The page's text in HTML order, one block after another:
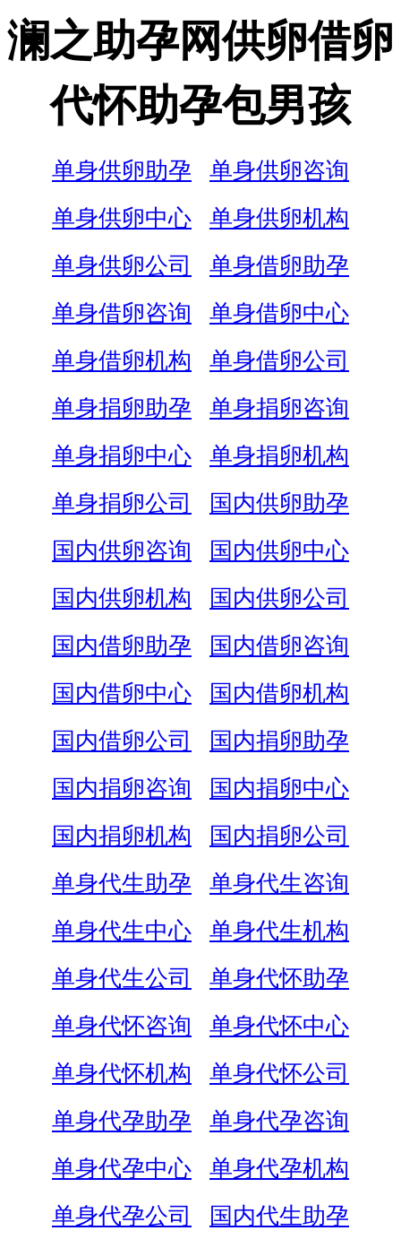
澜之助孕网供卵借卵
代怀助孕包男孩
单身供卵助孕
单身供卵咨询
单身供卵中心
单身供卵机构
单身供卵公司
单身借卵助孕
单身借卵咨询
单身借卵中心
单身借卵机构
单身借卵公司
单身捐卵助孕
单身捐卵咨询
单身捐卵中心
单身捐卵机构
单身捐卵公司
国内供卵助孕
国内供卵咨询
国内供卵中心
国内供卵机构
国内供卵公司
国内借卵助孕
国内借卵咨询
国内借卵中心
国内借卵机构
国内借卵公司
国内捐卵助孕
国内捐卵咨询
国内捐卵中心
国内捐卵机构
国内捐卵公司
单身代生助孕
单身代生咨询
单身代生中心
单身代生机构
单身代生公司
单身代怀助孕
单身代怀咨询
单身代怀中心
单身代怀机构
单身代怀公司
单身代孕助孕
单身代孕咨询
单身代孕中心
单身代孕机构
单身代孕公司
国内代生助孕